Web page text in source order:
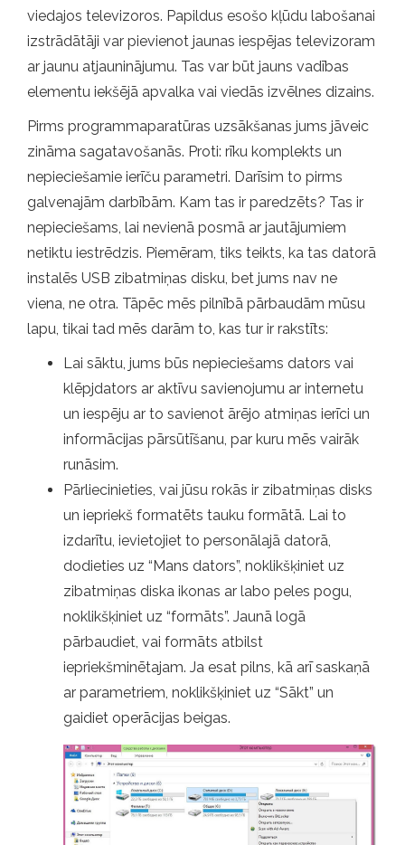
viedajos televizoros. Papildus esošo kļūdu labošanai
izstrādātāji var pievienot jaunas iespējas televizoram
ar jaunu atjauninājumu. Tas var būt jauns vadības
elementu iekšējā apvalka vai viedās izvēlnes dizains.
Pirms programmaparatūras uzsākšanas jums jāveic
zināma sagatavošanās. Proti: rīku komplekts un
nepieciešamie ierīču parametri. Darīsim to pirms
galvenajām darbībām. Kam tas ir paredzēts? Tas ir
nepieciešams, lai nevienā posmā ar jautājumiem
netiktu iestrēdzis. Piemēram, tiks teikts, ka tas datorā
instalēs USB zibatmiņas disku, bet jums nav ne
viena, ne otra. Tāpēc mēs pilnībā pārbaudām mūsu
lapu, tikai tad mēs darām to, kas tur ir rakstīts:
Lai sāktu, jums būs nepieciešams dators vai
klēpjdators ar aktīvu savienojumu ar internetu
un iespēju ar to savienot ārējo atmiņas ierīci un
informācijas pārsūtīšanu, par kuru mēs vairāk
runāsim.
Pārliecinieties, vai jūsu rokās ir zibatmiņas disks
un iepriekš formatēts tauku formātā. Lai to
izdarītu, ievietojiet to personālajā datorā,
dodieties uz “Mans dators”, noklikšķiniet uz
zibatmiņas diska ikonas ar labo peles pogu,
noklikšķiniet uz “formāts”. Jaunā logā
pārbaudiet, vai formāts atbilst
iepriekšminētajam. Ja esat pilns, kā arī saskaņā
ar parametriem, noklikšķiniet uz “Sākt” un
gaidiet operācijas beigas.